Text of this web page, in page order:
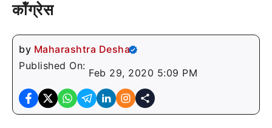
कॉंग्रेस
by Maharashtra Desha
Published On:
Feb 29, 2020 5:09 PM